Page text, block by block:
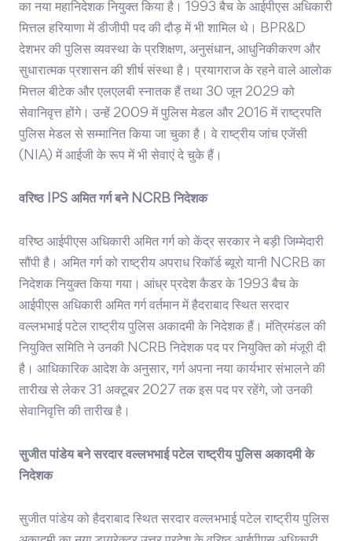
का नया महानिदेशक नियुक्त किया है। 1993 बैच के आईपीएस अधिकारी
मित्तल हरियाणा में डीजीपी पद की दौड़ में भी शामिल थे। BPR&D
देशभर की पुलिस व्यवस्था के प्रशिक्षण, अनुसंधान, आधुनिकीकरण और
सुधारात्मक प्रशासन की शीर्ष संस्था है। प्रयागराज के रहने वाले आलोक
मित्तल बीटेक और एलएलबी स्नातक हैं तथा 30 जून 2029 को
सेवानिवृत्त होंगे। उन्हें 2009 में पुलिस मेडल और 2016 में राष्ट्रपति
पुलिस मेडल से सम्मानित किया जा चुका है। वे राष्ट्रीय जांच एजेंसी
(NIA) में आईजी के रूप में भी सेवाएं दे चुके हैं।
वरिष्ठ IPS अमित गर्ग बने NCRB निदेशक
वरिष्ठ आईपीएस अधिकारी अमित गर्ग को केंद्र सरकार ने बड़ी जिम्मेदारी
सौंपी है। अमित गर्ग को राष्ट्रीय अपराध रिकॉर्ड ब्यूरो यानी NCRB का
निदेशक नियुक्त किया गया। आंध्र प्रदेश कैडर के 1993 बैच के
आईपीएस अधिकारी अमित गर्ग वर्तमान में हैदराबाद स्थित सरदार
वल्लभभाई पटेल राष्ट्रीय पुलिस अकादमी के निदेशक हैं। मंत्रिमंडल की
नियुक्ति समिति ने उनकी NCRB निदेशक पद पर नियुक्ति को मंजूरी दी
है। आधिकारिक आदेश के अनुसार, गर्ग अपना नया कार्यभार संभालने की
तारीख से लेकर 31 अक्टूबर 2027 तक इस पद पर रहेंगे, जो उनकी
सेवानिवृत्ति की तारीख है।
सुजीत पांडेय बने सरदार वल्लभभाई पटेल राष्ट्रीय पुलिस अकादमी के
निदेशक
सुजीत पांडेय को हैदराबाद स्थित सरदार वल्लभभाई पटेल राष्ट्रीय पुलिस